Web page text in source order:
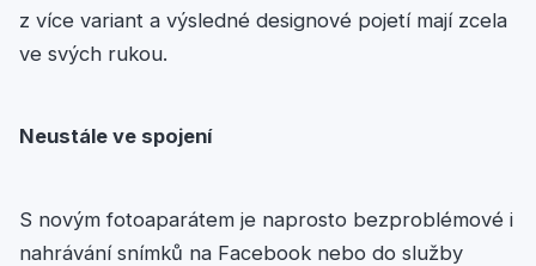
z více variant a výsledné designové pojetí mají zcela
ve svých rukou.
Neustále ve spojení
S novým fotoaparátem je naprosto bezproblémové i
nahrávání snímků na Facebook nebo do služby